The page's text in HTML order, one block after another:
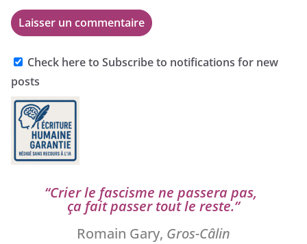
Check here to Subscribe to notifications for new
posts
“Crier le fas­cisme ne pas­se­ra pas,
ça fait pas­ser tout le reste.”
Romain Gary, Gros-Câlin